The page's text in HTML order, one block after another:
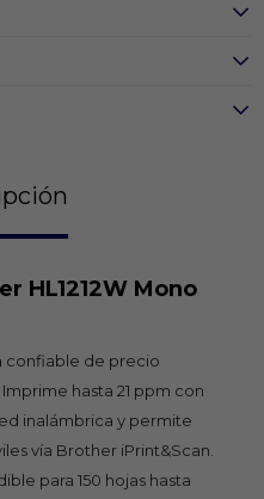
HL1212W Mono
confiable de precio
hasta 21 ppm con
inalámbrica y permite
vía Brother iPrint&Scan.
para 150 hojas hasta